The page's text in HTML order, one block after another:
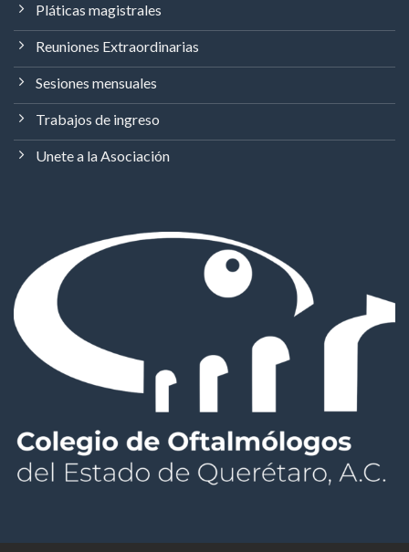
Pláticas magistrales
Reuniones Extraordinarias
Sesiones mensuales
Trabajos de ingreso
Unete a la Asociación